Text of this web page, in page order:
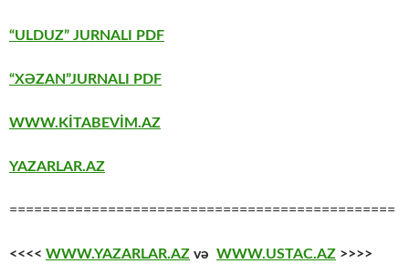
“ULDUZ” JURNALI PDF
“XƏZAN”JURNALI PDF
WWW.KİTABEVİM.AZ
YAZARLAR.AZ
===============================================
<<<< WWW.YAZARLAR.AZ və WWW.USTAC.AZ >>>>